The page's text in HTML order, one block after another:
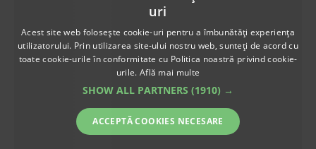
ROMANIAN
uri
Acest site web folosește cookie-uri pentru a îmbunătăți experiența
utilizatorului. Prin utilizarea site-ului nostru web, sunteți de acord cu
toate cookie-urile în conformitate cu Politica noastră privind cookie-
urile. Află mai multe
SHOW ALL PARTNERS (1910) →
ACCEPTĂ COOKIES NECESARE